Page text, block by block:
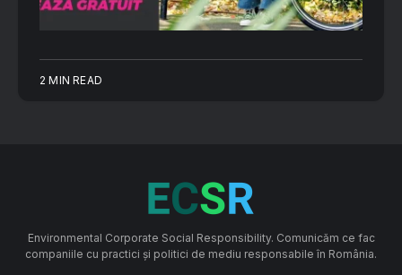
2 MIN READ
Environmental Corporate Social Responsibility. Comunicăm ce fac
companiile cu practici și politici de mediu responsabile în România.